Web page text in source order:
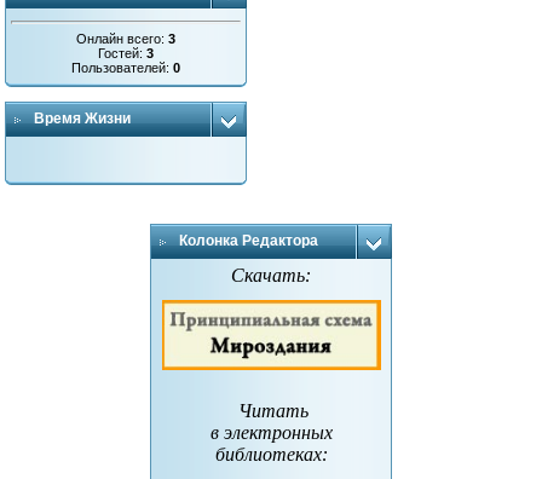
Онлайн всего:3
Гостей:3
Пользователей:0
Время Жизни
Колонка Редактора
Скачать:
Читать
в электронных
библиотеках: